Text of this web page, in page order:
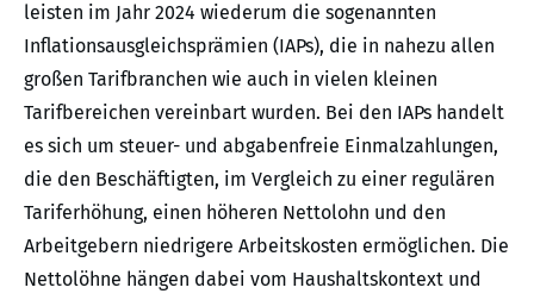
leisten im Jahr 2024 wiederum die sogenannten
Inflationsausgleichsprämien (IAPs), die in nahezu allen
großen Tarifbranchen wie auch in vielen kleinen
Tarifbereichen vereinbart wurden. Bei den IAPs handelt
es sich um steuer- und abgabenfreie Einmalzahlungen,
die den Beschäftigten, im Vergleich zu einer regulären
Tariferhöhung, einen höheren Nettolohn und den
Arbeitgebern niedrigere Arbeitskosten ermöglichen. Die
Nettolöhne hängen dabei vom Haushaltskontext und